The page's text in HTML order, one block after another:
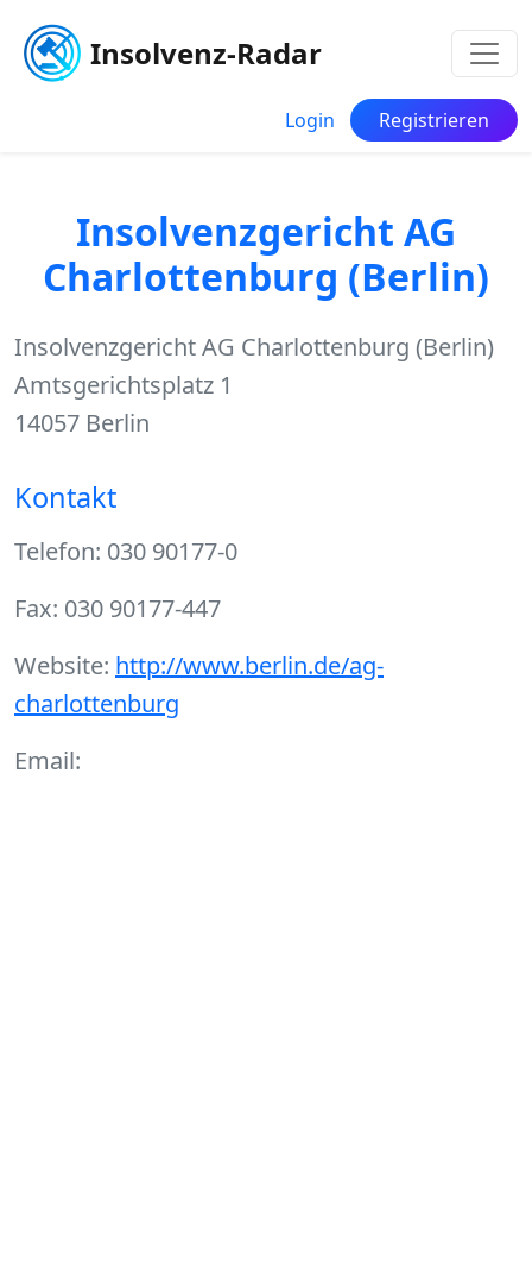
Insolvenz-Radar
Login Registrieren
Insolvenzgericht AG
Charlottenburg (Berlin)
Insolvenzgericht AG Charlottenburg (Berlin)
Amtsgerichtsplatz 1
14057 Berlin
Kontakt
Telefon: 030 90177-0
Fax: 030 90177-447
Website: http://www.berlin.de/ag-
charlottenburg
Email: